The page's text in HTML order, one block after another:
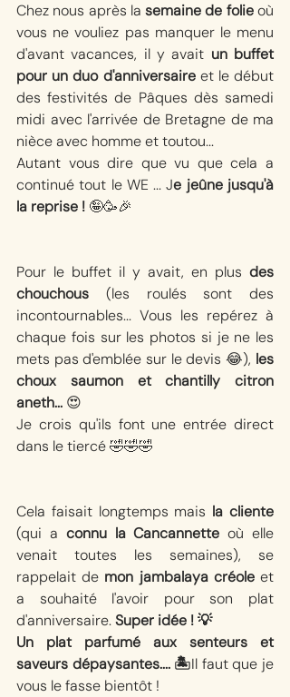
Chez nous après la semaine de folie où
vous ne vouliez pas manquer le menu
d'avant vacances, il y avait un buffet
pour un duo d'anniversaire et le début
des festivités de Pâques dès samedi
midi avec l'arrivée de Bretagne de ma
nièce avec homme et toutou...
Autant vous dire que vu que cela a
continué tout le WE ... Je jeûne jusqu'à
la reprise ! 🤪🥳🎉
Pour le buffet il y avait, en plus des
chouchous (les roulés sont des
incontournables... Vous les repérez à
chaque fois sur les photos si je ne les
mets pas d'emblée sur le devis 😂), les
choux saumon et chantilly citron
aneth... 😍
Je crois qu'ils font une entrée direct
dans le tiercé 🤣🤣🤣
Cela faisait longtemps mais la cliente
(qui a connu la Cancannette où elle
venait toutes les semaines), se
rappelait de mon jambalaya créole et
a souhaité l'avoir pour son plat
d'anniversaire. Super idée ! 💡
Un plat parfumé aux senteurs et
saveurs dépaysantes.... 🏝Il faut que je
vous le fasse bientôt !